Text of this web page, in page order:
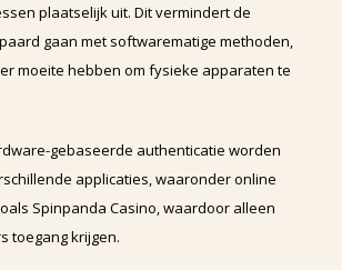
plaatselijk uit. Dit vermindert de
gaan met softwarematige methoden,
moeite hebben om fysieke apparaten te
gebaseerde authenticatie worden
applicaties, waaronder online
Spinpanda Casino, waardoor alleen
toegang krijgen.